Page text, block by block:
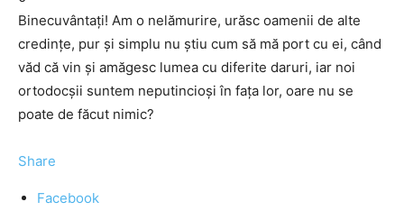
Binecuvântați! Am o nelămurire, urăsc oamenii de alte
credințe, pur și simplu nu știu cum să mă port cu ei, când
văd că vin și amăgesc lumea cu diferite daruri, iar noi
ortodocșii suntem neputincioși în fața lor, oare nu se
poate de făcut nimic?
Share
Facebook